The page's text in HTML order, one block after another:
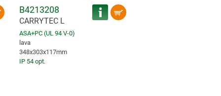
B4213208
CARRYTEC L
ASA+PC (UL 94 V-0)
lava
348x303x117mm
IP 54 opt.